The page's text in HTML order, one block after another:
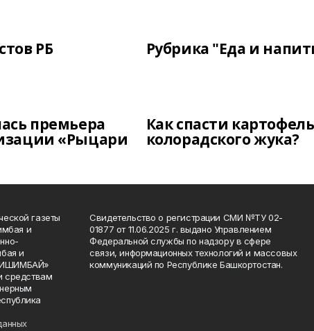
РБ Рубрика "Еда и
премьера
«Рыцари
Как спасти
колорадского жука?
газеты
и
и
ИШИМБАЙ»
средствам
Свидетельство о регистрации СМИ №ТУ 02-
01877 от 11.06.2025 г. выдано Управлением
Федеральной службы по надзору в сфере
связи, информационных технологий и массовых
коммуникаций по Республике Башкортостан.